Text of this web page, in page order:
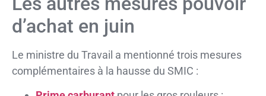
d’achat en juin
Le ministre du Travail a mentionné trois mesures
complémentaires à la hausse du SMIC :